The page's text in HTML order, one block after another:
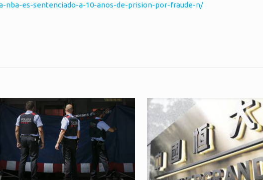
nba-es-sentenciado-a-10-anos-de-prision-por-fraude-n/